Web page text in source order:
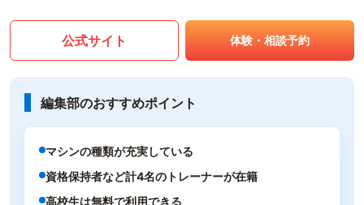
公式サイト 体験・相談予約
編集部のおすすめポイント
マシンの種類が充実している
資格保持者など計4名のトレーナーが在籍
高校生は無料で利用できる